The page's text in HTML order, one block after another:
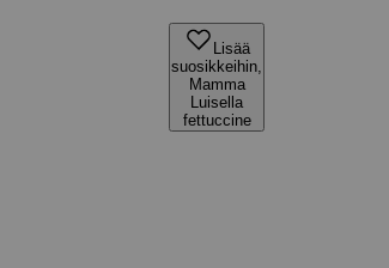
Lisää
suosikkeihin,
Mamma
Luisella
fettuccine